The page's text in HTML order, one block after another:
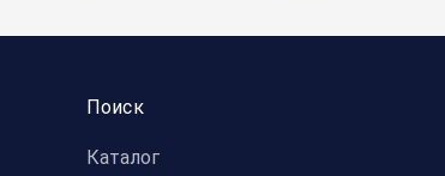
Поиск
Каталог